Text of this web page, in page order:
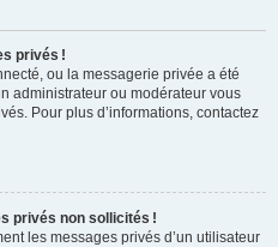
privés !
ou la messagerie privée a été
administrateur ou modérateur vous
Pour plus d’informations, contactez
privés non sollicités !
les messages privés d’un utilisateur